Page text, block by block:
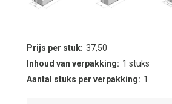
Prijs per stuk 37,50
Inhoud van verpakking
1 stuks
Aantal stuks per verpakking
1